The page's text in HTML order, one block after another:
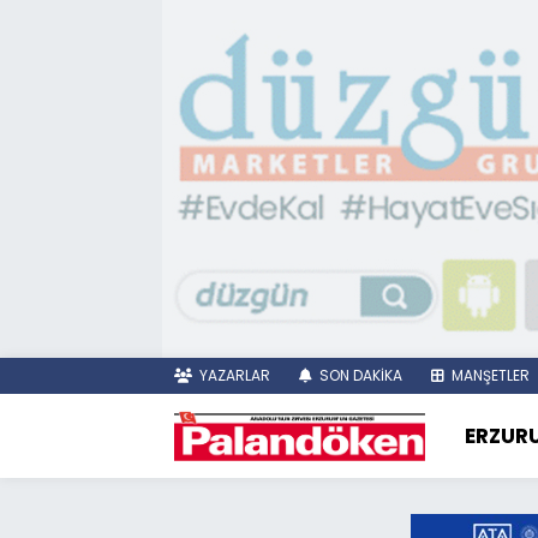
YAZARLAR SON DAKİKA MANŞETLER